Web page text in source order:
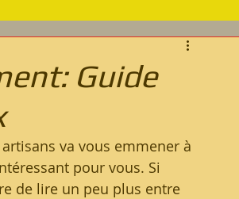
Guide
va vous emmener à
pour vous. Si
de lire un peu plus entre